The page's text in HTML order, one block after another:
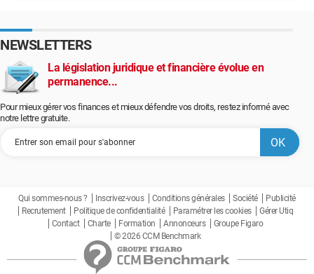
NEWSLETTERS
La législation juridique et financière évolue en
permanence...
Pour mieux gérer vos finances et mieux défendre vos droits, restez informé avec
notre lettre gratuite.
Qui sommes-nous ? Inscrivez-vous Conditions générales Société
Publicité
Recrutement
Politique de confidentialité Paramétrer les cookies
Gérer Utiq
Contact
Charte Formation Annonceurs
Groupe Figaro
© 2026 CCM Benchmark